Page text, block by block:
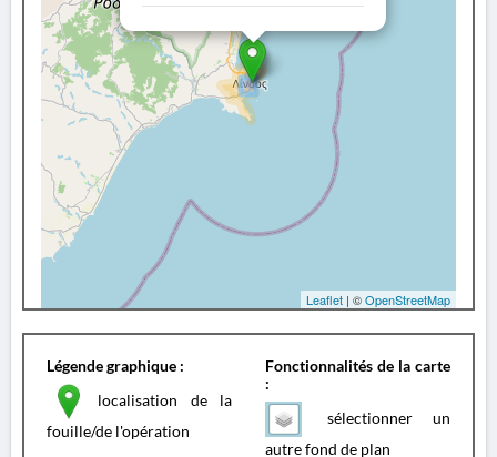
Leaflet | ©OpenStreetMap
Légende graphique :
localisation de la
fouille/de l'opération
Fonctionnalités de la carte
:
sélectionner un
autre fond de plan